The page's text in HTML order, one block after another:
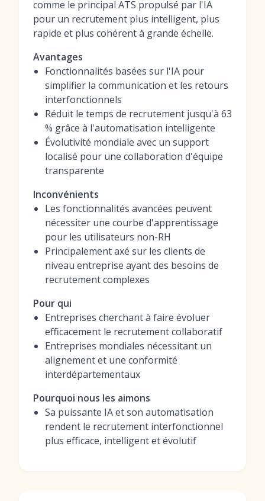
comme le principal ATS propulsé par l'IA
pour un recrutement plus intelligent, plus
rapide et plus cohérent à grande échelle.
Avantages
Fonctionnalités basées sur l'IA pour
simplifier la communication et les retours
interfonctionnels
Réduit le temps de recrutement jusqu'à 63
% grâce à l'automatisation intelligente
Évolutivité mondiale avec un support
localisé pour une collaboration d'équipe
transparente
Inconvénients
Les fonctionnalités avancées peuvent
nécessiter une courbe d'apprentissage
pour les utilisateurs non-RH
Principalement axé sur les clients de
niveau entreprise ayant des besoins de
recrutement complexes
Pour qui
Entreprises cherchant à faire évoluer
efficacement le recrutement collaboratif
Entreprises mondiales nécessitant un
alignement et une conformité
interdépartementaux
Pourquoi nous les aimons
Sa puissante IA et son automatisation
rendent le recrutement interfonctionnel
plus efficace, intelligent et évolutif